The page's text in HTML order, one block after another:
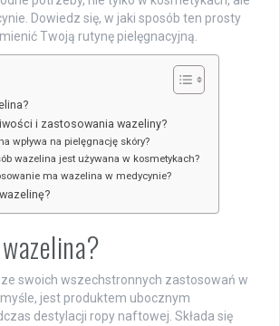
Dowiedz się, w jaki sposób ten prosty
Twoją rutynę pielęgnacyjną.
i zastosowania wazeliny?
wpływa na pielęgnację skóry?
wazelina jest używana w kosmetykach?
ma wazelina w medycynie?
swoich wszechstronnych zastosowań w
jest produktem ubocznym
destylacji ropy naftowej. Składa się